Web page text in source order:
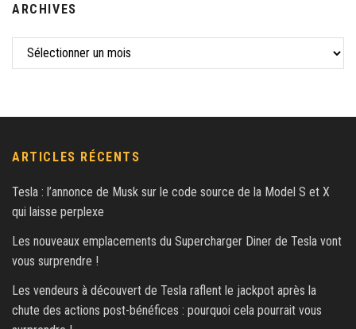
ARCHIVES
ARTICLES RÉCENTS
Tesla : l’annonce de Musk sur le code source de la Model S et X
qui laisse perplexe
Les nouveaux emplacements du Supercharger Diner de Tesla vont
vous surprendre !
Les vendeurs à découvert de Tesla raflent le jackpot après la
chute des actions post-bénéfices : pourquoi cela pourrait vous